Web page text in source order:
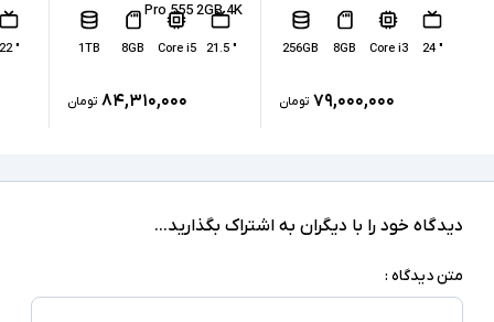
پردازنده گرافیکی Intel UHD Graphics 630
" 24
Core i3
8GB
256GB
۷۹,۰۰۰,۰۰۰ تومان
Pro 555 2GB 4K
" 21.5
Core i5
8GB
1TB
۸۴,۳۱۰,۰۰۰ تومان
" 22
دیدگاه خود را با دیگران به اشتراک بگذارید...
متن دیدگاه :